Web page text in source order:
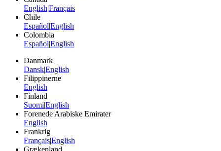
EnglishFrançais
Chile
EspañolEnglish
Colombia
EspañolEnglish
Danmark
DanskEnglish
Filippinerne
English
Finland
SuomiEnglish
Forenede Arabiske Emirater
English
Frankrig
FrançaisEnglish